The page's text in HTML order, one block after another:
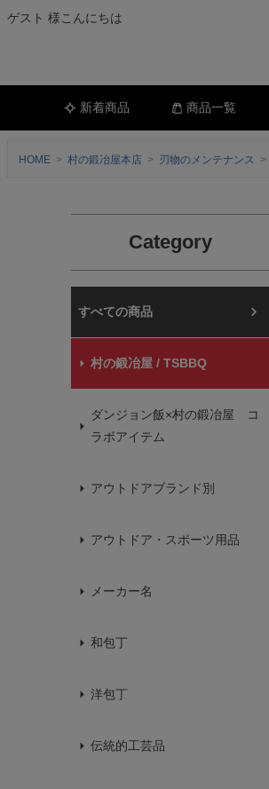
ゲスト 様こんにちは
新着商品 商品一覧
HOME 村の鍛冶屋本店 刃物のメンテナンス
Category
村の鍛冶屋本店
村の鍛冶屋 / TSBBQ
ダンジョン飯×村の鍛冶屋 コ
ラボアイテム
アウトドアブランド別
アウトドア・スポーツ用品
メーカー名
和包丁
洋包丁
伝統的工芸品